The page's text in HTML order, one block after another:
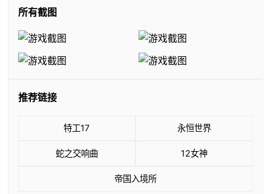
所有截图
推荐链接
特工17 永恒世界
蛇之交响曲 12女神
帝国入境所